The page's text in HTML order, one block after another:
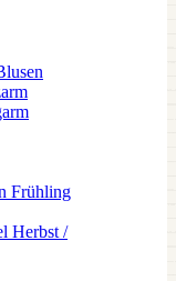
Frühling
Herbst /